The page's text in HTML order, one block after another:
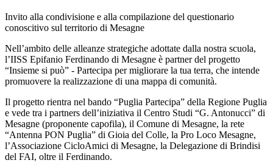
Invito alla condivisione e alla compilazione del questionario
conoscitivo sul territorio di Mesagne
Nell’ambito delle alleanze strategiche adottate dalla nostra scuola,
l’IISS Epifanio Ferdinando di Mesagne è partner del progetto
“Insieme si può” - Partecipa per migliorare la tua terra, che intende
promuovere la realizzazione di una mappa di comunità.
Il progetto rientra nel bando “Puglia Partecipa” della Regione Puglia
e vede tra i partners dell’iniziativa il Centro Studi “G. Antonucci” di
Mesagne (proponente capofila), il Comune di Mesagne, la rete
“Antenna PON Puglia” di Gioia del Colle, la Pro Loco Mesagne,
l’Associazione CicloAmici di Mesagne, la Delegazione di Brindisi
del FAI, oltre il Ferdinando.